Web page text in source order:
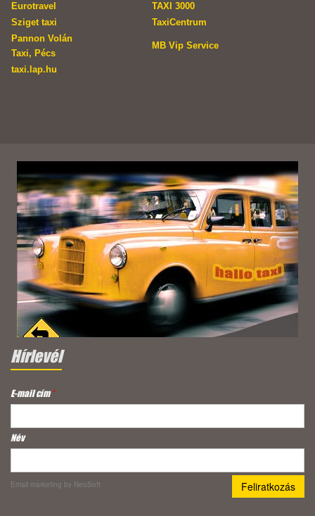
Eurotravel
TAXI 3000
Sziget taxi
TaxiCentrum
Pannon Volán
Taxi, Pécs
MB Vip Service
taxi.lap.hu
Hírlevél
E-mail cím*
Név
Email marketing by NeoSoft